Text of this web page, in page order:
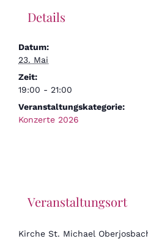
Details
Datum:
23. Mai
Zeit:
19:00 - 21:00
Veranstaltungskategorie:
Konzerte 2026
Veranstaltungsort
Kirche St. Michael